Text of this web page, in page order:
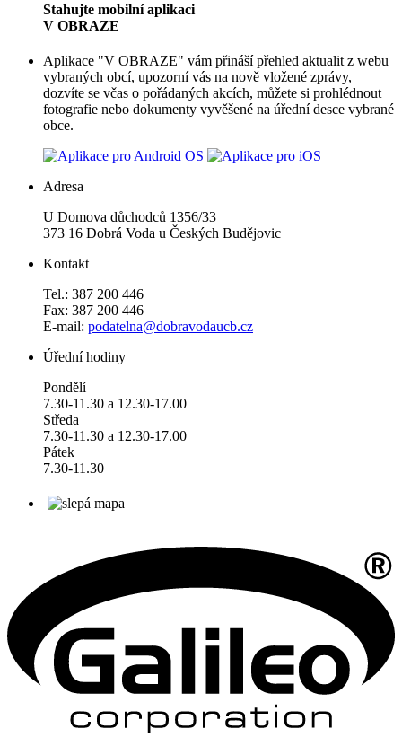
Stahujte mobilní aplikaci
V OBRAZE
Aplikace "V OBRAZE" vám přináší přehled aktualit z webu
vybraných obcí, upozorní vás na nově vložené zprávy,
dozvíte se včas o pořádaných akcích, můžete si prohlédnout
fotografie nebo dokumenty vyvěšené na úřední desce vybrané
obce.
Adresa
U Domova důchodců 1356/33
373 16 Dobrá Voda u Českých Budějovic
Kontakt
Tel.: 387 200 446
Fax: 387 200 446
E-mail: podatelna@dobravodaucb.cz
Úřední hodiny
Pondělí
7.30-11.30 a 12.30-17.00
Středa
7.30-11.30 a 12.30-17.00
Pátek
7.30-11.30